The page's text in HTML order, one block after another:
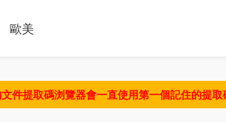
歐美
件提取碼浏覽器會一直使用第一個記住的提